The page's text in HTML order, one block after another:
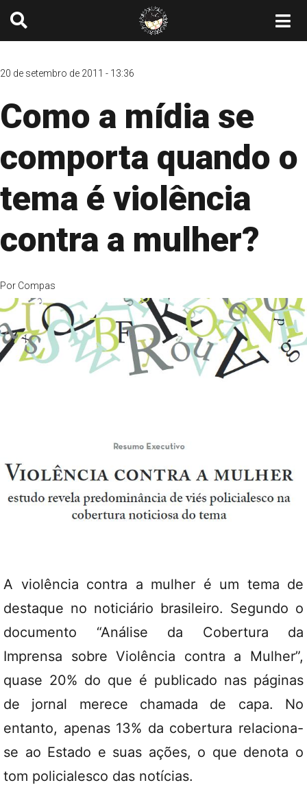
20 de setembro de 2011 - 13:36
Como a mídia se
comporta quando o
tema é violência
contra a mulher?
Por Compas
A violência contra a mulher é um tema de
destaque no noticiário brasileiro. Segundo o
documento “Análise da Cobertura da
Imprensa sobre Violência contra a Mulher”,
quase 20% do que é publicado nas páginas
de jornal merece chamada de capa. No
entanto, apenas 13% da cobertura relaciona-
se ao Estado e suas ações, o que denota o
tom policialesco das notícias.